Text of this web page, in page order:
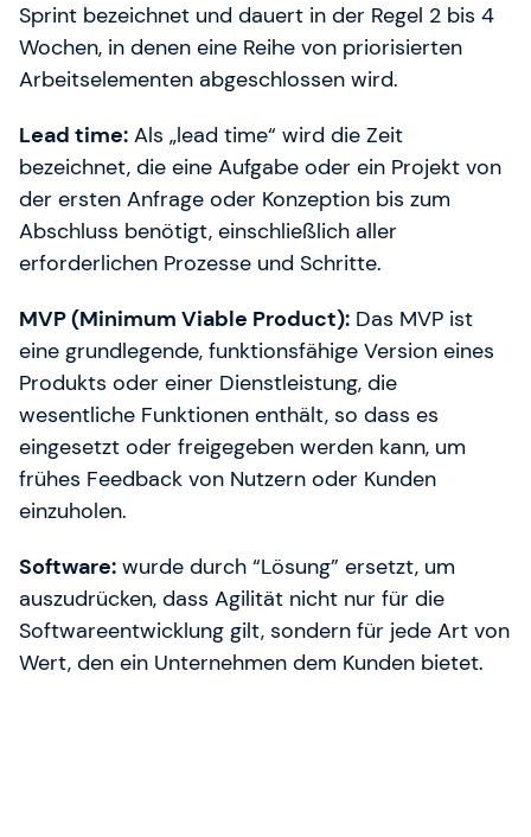
Sprint bezeichnet und dauert in der Regel 2 bis 4
Wochen, in denen eine Reihe von priorisierten
Arbeitselementen abgeschlossen wird.
Lead time: Als „lead time“ wird die Zeit
bezeichnet, die eine Aufgabe oder ein Projekt von
der ersten Anfrage oder Konzeption bis zum
Abschluss benötigt, einschließlich aller
erforderlichen Prozesse und Schritte.
MVP (Minimum Viable Product): Das MVP ist
eine grundlegende, funktionsfähige Version eines
Produkts oder einer Dienstleistung, die
wesentliche Funktionen enthält, so dass es
eingesetzt oder freigegeben werden kann, um
frühes Feedback von Nutzern oder Kunden
einzuholen.
Software: wurde durch “Lösung” ersetzt, um
auszudrücken, dass Agilität nicht nur für die
Softwareentwicklung gilt, sondern für jede Art von
Wert, den ein Unternehmen dem Kunden bietet.